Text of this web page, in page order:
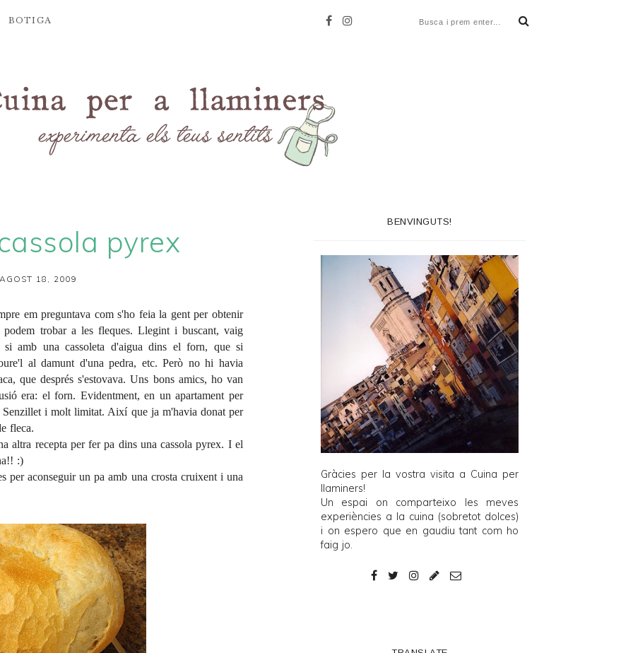
BOTIGA
pyrex
18, 2009
em preguntava com s'ho feia la gent per obtenir
podem trobar a les fleques. Llegint i buscant, vaig
si amb una cassoleta d'aigua dins el forn, que si
al damunt d'una pedra, etc. Però no hi havia
que després s'estovava. Uns bons amics, ho van
era: el forn. Evidentment, en un apartament per
Senzillet i molt limitat. Així que ja m'havia donat per
fleca.
altra recepta per fer pa dins unacassola pyrex. I el
:)
per aconseguir un pa amb una crosta cruixent i una
BENVINGUTS!
Gràcies per la vostra visita a Cuina per
llaminers!
Un espai on comparteixo les meves
experiències a la cuina (sobretot dolces)
i on espero que en gaudiu tant com ho
faig jo.